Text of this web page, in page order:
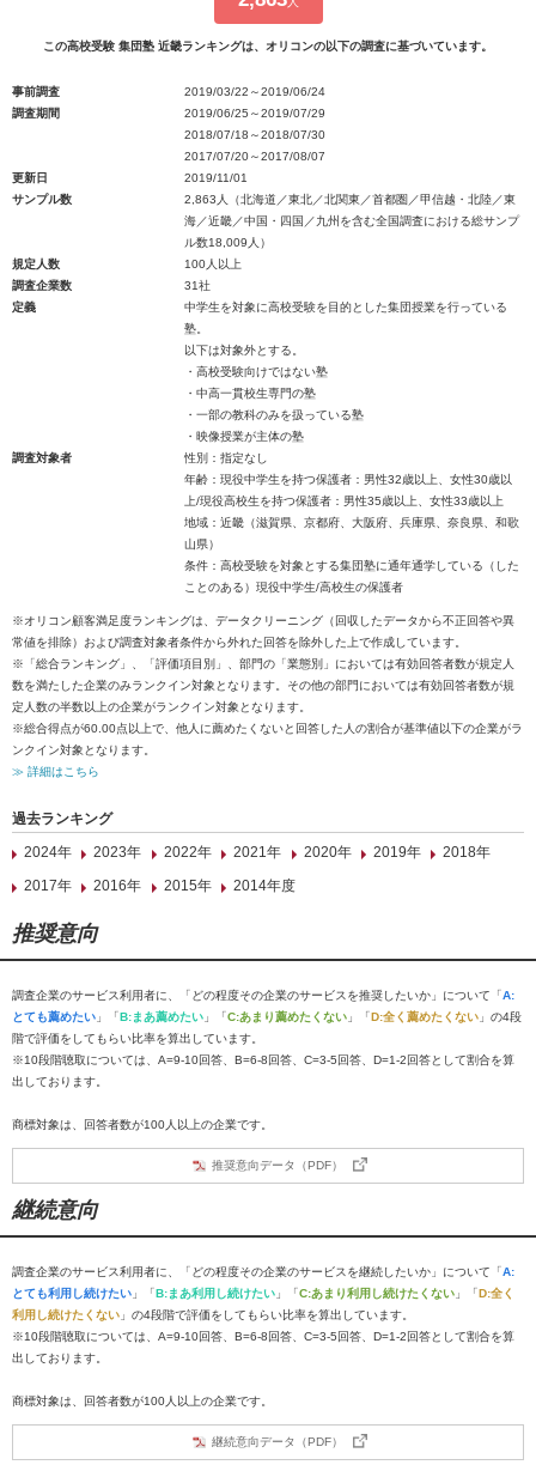
この高校受験 集団塾 近畿ランキングは、オリコンの以下の調査に基づいています。
事前調査
2019/03/22～2019/06/24
調査期間
2019/06/25～2019/07/29
2018/07/18～2018/07/30
2017/07/20～2017/08/07
更新日
2019/11/01
サンプル数
2,863人（北海道／東北／北関東／首都圏／甲信越・北陸／東
海／近畿／中国・四国／九州を含む全国調査における総サンプ
ル数18,009人）
規定人数
100人以上
調査企業数
31社
定義
中学生を対象に高校受験を目的とした集団授業を行っている
塾。
以下は対象外とする。
・高校受験向けではない塾
・中高一貫校生専門の塾
・一部の教科のみを扱っている塾
・映像授業が主体の塾
調査対象者
性別：指定なし
年齢：現役中学生を持つ保護者：男性32歳以上、女性30歳以
上/現役高校生を持つ保護者：男性35歳以上、女性33歳以上
地域：近畿（滋賀県、京都府、大阪府、兵庫県、奈良県、和歌
山県）
条件：高校受験を対象とする集団塾に通年通学している（した
ことのある）現役中学生/高校生の保護者
※オリコン顧客満足度ランキングは、データクリーニング（回収したデータから不正回答や異
常値を排除）および調査対象者条件から外れた回答を除外した上で作成しています。
※「総合ランキング」、「評価項目別」、部門の「業態別」においては有効回答者数が規定人
数を満たした企業のみランクイン対象となります。その他の部門においては有効回答者数が規
定人数の半数以上の企業がランクイン対象となります。
※総合得点が60.00点以上で、他人に薦めたくないと回答した人の割合が基準値以下の企業がラ
ンクイン対象となります。
≫ 詳細はこちら
過去ランキング
2024年
2023年 2022年 2021年 2020年 2019年
2018年
2017年
2016年 2015年 2014年度
推奨意向
調査企業のサービス利用者に、「どの程度その企業のサービスを推奨したいか」について「A:
とても薦めたい 」「B:まあ薦めたい 」「C:あまり薦めたくない 」「D:全く薦めたくない 」の4段
階で評価をしてもらい比率を算出しています。
※10段階聴取については、A=9-10回答、B=6-8回答、C=3-5回答、D=1-2回答として割合を算
出しております。
商標対象は、回答者数が100人以上の企業です。
推奨意向データ（PDF）
継続意向
調査企業のサービス利用者に、「どの程度その企業のサービスを継続したいか」について「A:
とても利用し続けたい 」「B:まあ利用し続けたい 」「C:あまり利用し続けたくない 」「D:全く
利用し続けたくない 」の4段階で評価をしてもらい比率を算出しています。
※10段階聴取については、A=9-10回答、B=6-8回答、C=3-5回答、D=1-2回答として割合を算
出しております。
商標対象は、回答者数が100人以上の企業です。
継続意向データ（PDF）